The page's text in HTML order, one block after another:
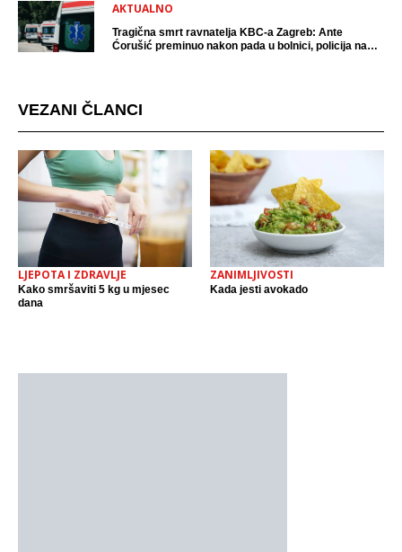
AKTUALNO
Tragična smrt ravnatelja KBC-a Zagreb: Ante
Ćorušić preminuo nakon pada u bolnici, policija na
VEZANI ČLANCI
LJEPOTA I ZDRAVLJE
Kako smršaviti 5 kg u mjesec
dana
ZANIMLJIVOSTI
Kada jesti avokado